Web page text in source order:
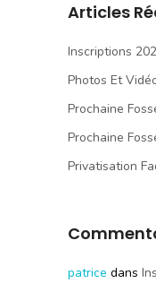
Articles
Inscriptions
Photos Et
Prochaine
Prochaine
Privatisation
patrice dans